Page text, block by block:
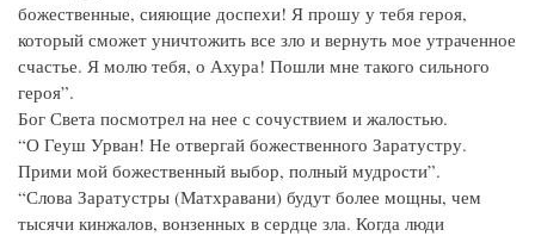
божественные, сияющие доспехи! Я прошу у тебя героя,
который сможет уничтожить все зло и вернуть мое утраченное
счастье. Я молю тебя, о Ахура! Пошли мне такого сильного
героя”.
Бог Света посмотрел на нее с сочуствием и жалостью.
“О Геуш Урван! Не отвергай божественного Заратустру.
Прими мой божественный выбор, полный мудрости”.
“Слова Заратустры (Матхравани) будут более мощны, чем
тысячи кинжалов, вонзенных в сердце зла. Когда люди